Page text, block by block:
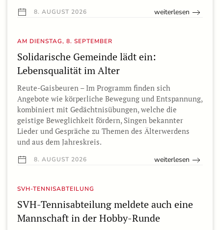
8. AUGUST 2026 weiterlesen
AM DIENSTAG, 8. SEPTEMBER
Solidarische Gemeinde lädt ein:
Lebensqualität im Alter
Reute-Gaisbeuren – Im Programm finden sich
Angebote wie körperliche Bewegung und Entspannung,
kombiniert mit Gedächtnisübungen, welche die
geistige Beweglichkeit fördern, Singen bekannter
Lieder und Gespräche zu Themen des Älterwerdens
und aus dem Jahreskreis.
8. AUGUST 2026 weiterlesen
SVH-TENNISABTEILUNG
SVH-Tennisabteilung meldete auch eine
Mannschaft in der Hobby-Runde